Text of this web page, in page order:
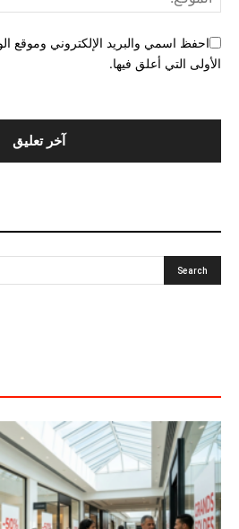
احفظ اسمي والبريد الإلكتروني وموقع
الأولى التي أعلق فيها.